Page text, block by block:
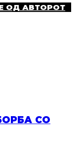
ОД АВТОРОТ
СО